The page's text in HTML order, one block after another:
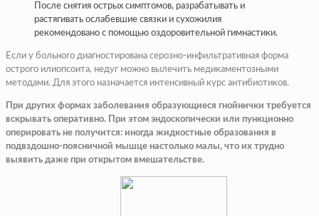
После снятия острых симптомов, разрабатывать и
растягивать ослабевшие связки и сухожилия
рекомендовано с помощью оздоровительной гимнастики.
Если у больного диагностирована серозно-инфильтративная форма
острого илиопсоита, недуг можно вылечить медикаментозными
методами. Для этого назначается интенсивный курс антибиотиков.
При других формах заболевания образующиеся гнойнички требуется
вскрывать оперативно. При этом эндоскопически или пункционно
оперировать не получится: иногда жидкостные образования в
подвздошно-поясничной мышце настолько малы, что их трудно
выявить даже при открытом вмешательстве.